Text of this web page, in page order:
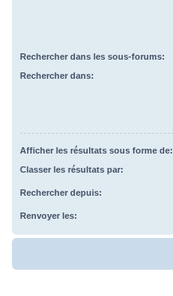
Rechercher dans les sous-forums:
Rechercher dans:
Afficher les résultats sous forme de:
Classer les résultats par:
Rechercher depuis:
Renvoyer les: